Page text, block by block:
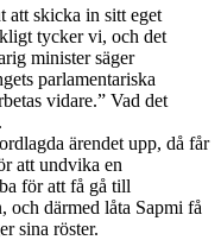
att skicka in sitt eget
tycker vi, och det
minister säger
parlamentariska
vidare.” Vad det
ärendet upp, då får
att undvika en
för att få gå till
och därmed låta Sapmi få
sina röster.